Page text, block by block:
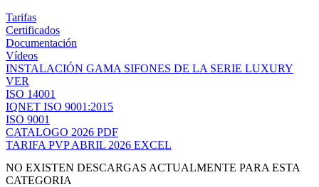
Tarifas
Certificados
Documentación
Vídeos
INSTALACIÓN GAMA SIFONES DE LA SERIE LUXURY
VER
ISO 14001
IQNET ISO 9001:2015
ISO 9001
CATALOGO 2026 PDF
TARIFA PVP ABRIL 2026 EXCEL
NO EXISTEN DESCARGAS ACTUALMENTE PARA ESTA
CATEGORIA